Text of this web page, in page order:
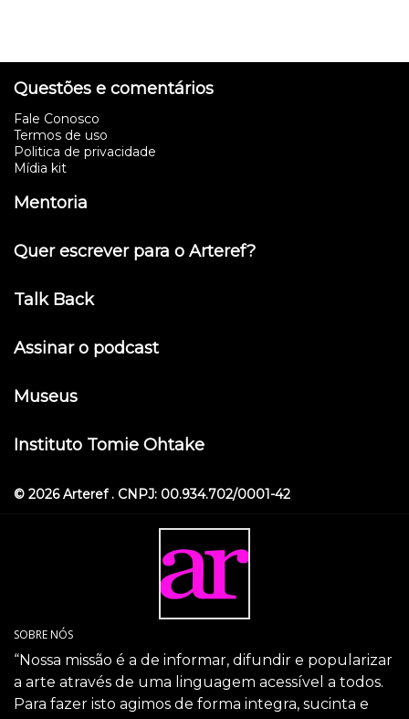
Questões e comentários
Fale Conosco
Termos de uso
Politica de privacidade
Mídia kit
Mentoria
Quer escrever para o Arteref?
Talk Back
Assinar o podcast
Museus
Instituto Tomie Ohtake
© 2026 Arteref . CNPJ: 00.934.702/0001-42
SOBRE NÓS
“Nossa missão é a de informar, difundir e popularizar
a arte através de uma linguagem acessível a todos.
Para fazer isto agimos de forma integra, sucinta e